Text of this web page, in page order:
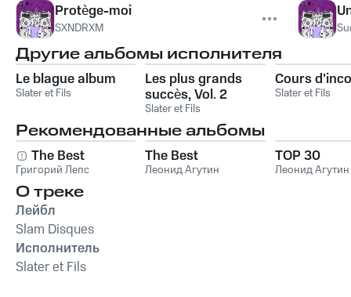
Protège-moi
SXNDRXM
Другие альбомы исполнителя
Le blague album
Slater et Fils
Les plus grands
succès, Vol. 2
Slater et Fils
Cours
Slater et Fils
Рекомендованные альбомы
The Best
Григорий Лепс
The Best
Леонид Агутин
TOP 30
Леонид Агутин
О треке
Лейбл
Slam Disques
Исполнитель
Slater et Fils